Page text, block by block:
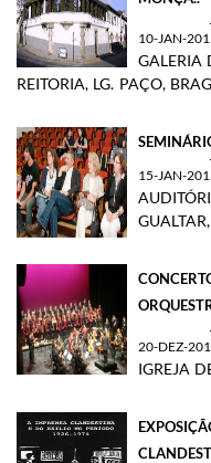
10-JAN-
GALERIA
REITORIA, LG. PAÇO,
15-JAN-
20-DEZ-
IGREJA